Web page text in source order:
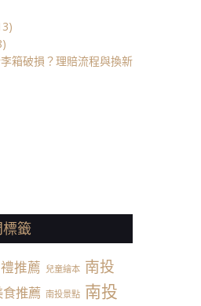
箱破損？理賠流程與換新箱實際經驗
籤
推薦 兒童繪本 南投
推薦 南投景點 南投